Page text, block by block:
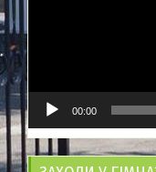
00:00